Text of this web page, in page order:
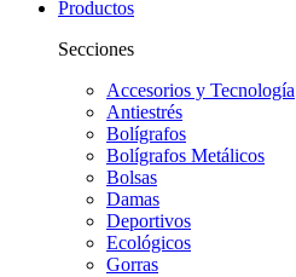
Productos
Secciones
Accesorios y Tecnología
Antiestrés
Bolígrafos
Bolígrafos Metálicos
Bolsas
Damas
Deportivos
Ecológicos
Gorras